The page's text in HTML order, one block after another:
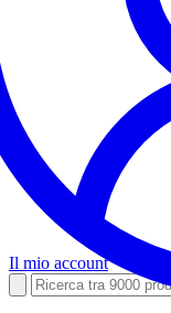
Il mio account